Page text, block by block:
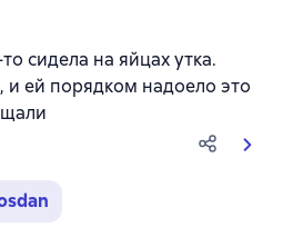
сидела на яйцах утка.
и ей порядком надоело это